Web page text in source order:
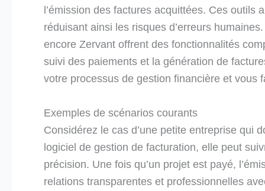
l’émission des factures acquittées. Ces outils
réduisant ainsi les risques d’erreurs
encore Zervant offrent des fonctionnalités
suivi des paiements et la génération de
votre processus de gestion financière et vous
Exemples de scénarios courants
Considérez le cas d’une petite entreprise qui
logiciel de gestion de facturation, elle peut
précision. Une fois qu’un projet est payé,
relations transparentes et professionnelles